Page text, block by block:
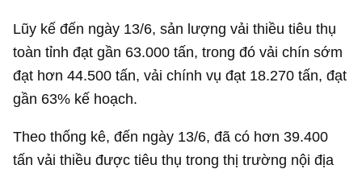
Lũy kế đến ngày 13/6, sản lượng vải thiều tiêu thụ
toàn tỉnh đạt gần 63.000 tấn, trong đó vải chín sớm
đạt hơn 44.500 tấn, vải chính vụ đạt 18.270 tấn, đạt
gần 63% kế hoạch.
Theo thống kê, đến ngày 13/6, đã có hơn 39.400
tấn vải thiều được tiêu thụ trong thị trường nội địa